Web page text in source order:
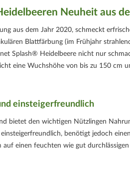
Neuheit aus
aus dem Jahr 2020, schmeckt
Blattfärbung (im Frühjahr
Splash® Heidelbeere nicht nur
eine Wuchshöhe von bis zu 150 cm
einsteigerfreundlich
bietet den wichtigen Nützlingen
benötigt jedoch
einen feuchten wie gut